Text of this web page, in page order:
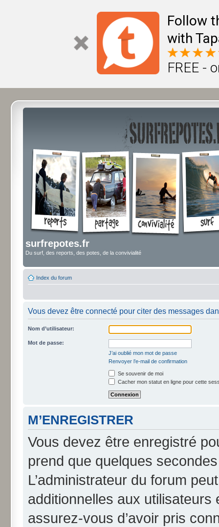
Follow
with
FREE -
surfrepotes.fr
Du surf, des reports, des potes, de la convivialité
Index du forum
Vous devez être connecté pour citer des messages
Nom d’utilisateur:
Mot de passe:
J’ai oublié mon mot de passe
Renvoyer l’e-mail de confirmation
Se souvenir de moi
Cacher mon statut en ligne pour cette
M’ENREGISTRER
Vous devez être enregistré
prend que quelques
L’administrateur du forum
additionnelles aux
assurez-vous d’avoir pris